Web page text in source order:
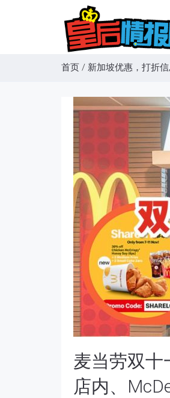
首页 / 新加坡优惠，打折
麦当劳双十
店内、